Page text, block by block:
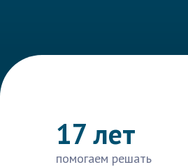
17 лет
помогаем решать